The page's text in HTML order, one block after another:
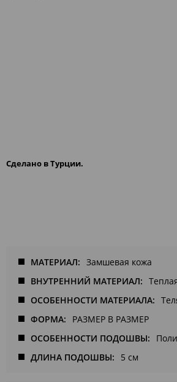
Сделано в Турции.
МАТЕРИАЛ
Замшевая кожа
ВНУТРЕННИЙ МАТЕРИАЛ
ОСОБЕННОСТИ МАТЕРИАЛА
ФОРМА
РАЗМЕР В РАЗМЕР
ОСОБЕННОСТИ ПОДОШВЫ
ДЛИНА ПОДОШВЫ
5 см